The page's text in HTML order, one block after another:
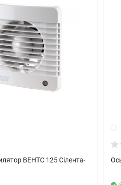
устройству.
принадлежности).
выключения позволяет
обнаружит движение в зоне своего
Дальность обнаружения
ВЕНТС 125 Сілента-